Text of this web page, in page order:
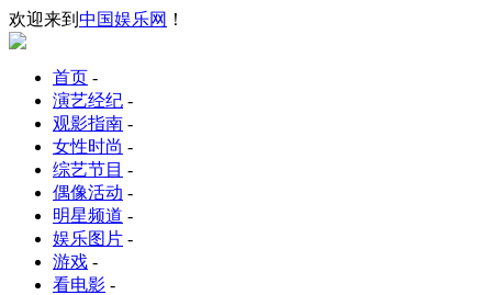
欢迎来到 中国娱乐网 ！
首页 -
演艺经纪 -
观影指南 -
女性时尚 -
综艺节目 -
偶像活动 -
明星频道 -
娱乐图片 -
游戏 -
看电影 -